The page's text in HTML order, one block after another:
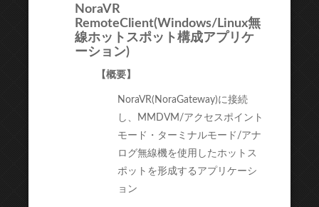
NoraVR
RemoteClient(Windows/Linux無
線ホットスポット構成アプリケ
ーション)
【概要】
NoraVR(NoraGateway)に接続
し、MMDVM/アクセスポイント
モード・ターミナルモード/アナ
ログ無線機を使用したホットス
ポットを形成するアプリケーシ
ョン